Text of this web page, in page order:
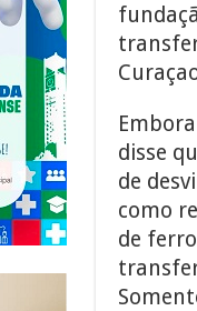
disse
de
como
de